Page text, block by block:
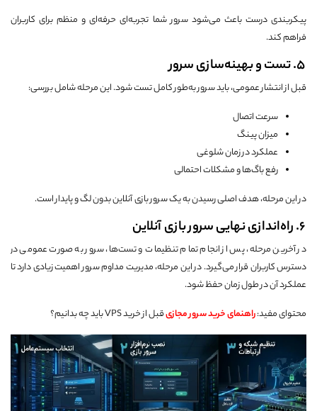
پیکربندی درست باعث می‌شود سرور شما تجربه‌ای حرفه‌ای و منظم برای کاربران
فراهم کند.
قبل از انتشار عمومی، باید سرور به‌طور کامل تست شود. این مرحله شامل بررسی:
سرعت اتصال
میزان پینگ
عملکرد در زمان شلوغی
رفع باگ‌ها و مشکلات احتمالی
در این مرحله، هدف اصلی رسیدن به یک سرور بازی آنلاین بدون لگ و پایدار است.
در آخرین مرحله، پس از انجام تمام تنظیمات و تست‌ها، سرور به صورت عمومی در
دسترس کاربران قرار می‌گیرد. در این مرحله، مدیریت مداوم سرور اهمیت زیادی دارد تا
عملکرد آن در طول زمان حفظ شود.
محتوای مفید:راهنمای خرید سرور مجازیقبل از خرید VPS باید چه بدانیم؟